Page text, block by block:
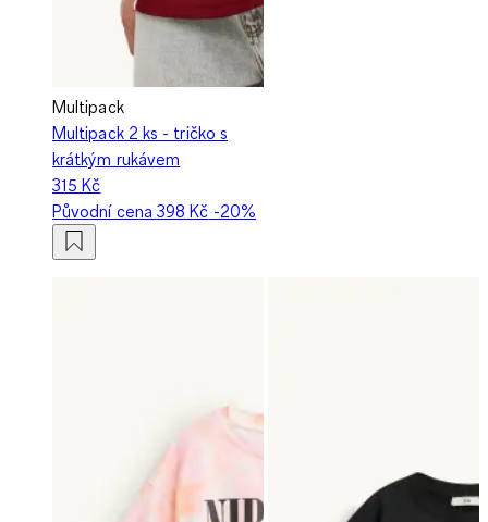
Multipack
Multipack 2 ks - tričko s
krátkým rukávem
315 Kč
Původní cena398 Kč -20%